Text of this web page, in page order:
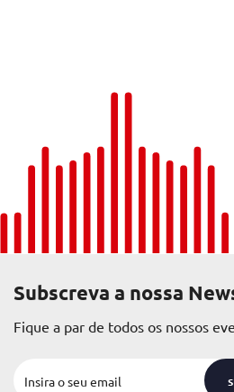
Subscreva a nossa
Fique a par de todos os nossos